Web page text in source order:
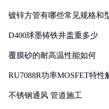
镀锌方管有哪些常见规格和
D400球墨铸铁井盖重多少
覆膜砂的耐高温性能如何
RU7088R功率MOSFET特
不锈钢通风 管道施工